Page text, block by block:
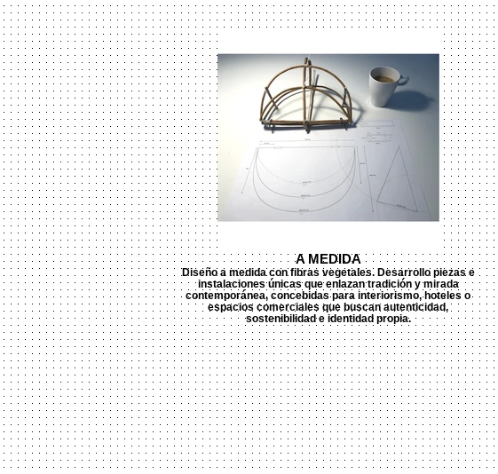
A MEDIDA
Diseño a medida con fibras vegetales. Desarrollo piezas e
instalaciones únicas que enlazan tradición y mirada
contemporánea, concebidas para interiorismo, hoteles o
espacios comerciales que buscan autenticidad,
sostenibilidad e identidad propia.